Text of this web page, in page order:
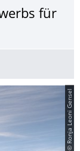
für
für Jonathan
© Ronja Leoni Gensel